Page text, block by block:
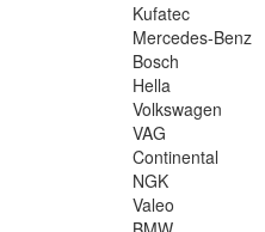
Kufatec
Mercedes-Benz
Bosch
Hella
Volkswagen
VAG
Continental
NGK
Valeo